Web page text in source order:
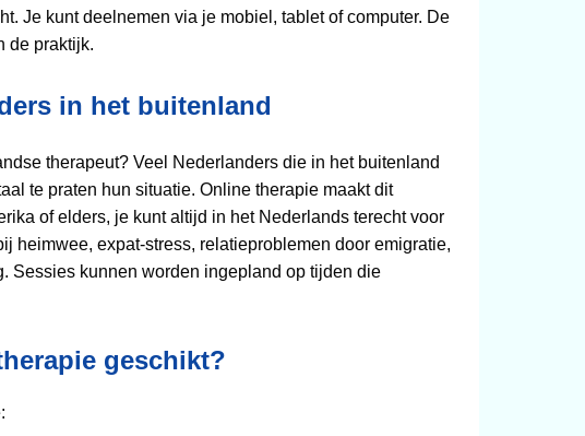
Je kunt deelnemen via je mobiel, tablet of computer. De
de praktijk.
in het buitenland
therapeut? Veel Nederlanders die in het buitenland
te praten hun situatie. Online therapie maakt dit
of elders, je kunt altijd in het Nederlands terecht voor
heimwee, expat‑stress, relatieproblemen door emigratie,
Sessies kunnen worden ingepland op tijden die
geschikt?